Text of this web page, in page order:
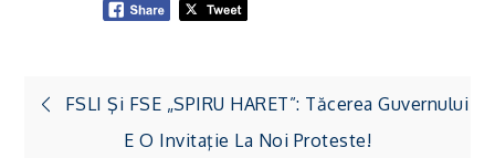
Navigare
FSLI Şi FSE „SPIRU HARET”: Tăcerea Guvernului
E O Invitaţie La Noi Proteste!